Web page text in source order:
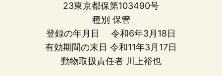
23東京都保第103490号
種別 保管
登録の年月日 令和6年3月18日
有効期間の末日 令和11年3月17日
動物取扱責任者 川上裕也